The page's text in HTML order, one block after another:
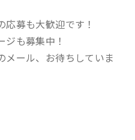
募も大歓迎です！
も募集中！
メール、お待ちしていま